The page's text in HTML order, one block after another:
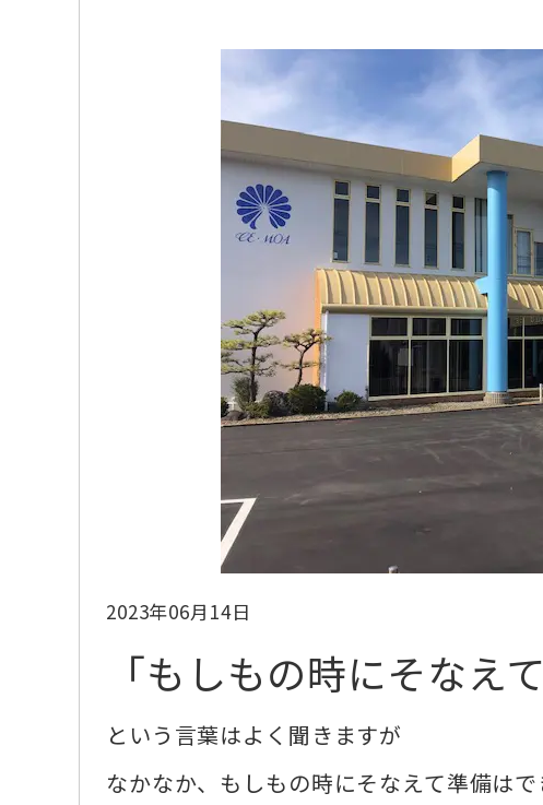
2023年06月14日
「もしもの時にそなえ
という言葉はよく聞きますが
なかなか、もしもの時にそなえて準備はで